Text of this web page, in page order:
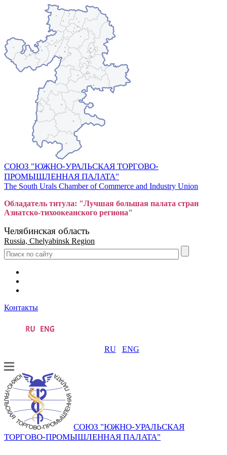
СОЮЗ "ЮЖНО-УРАЛЬСКАЯ ТОРГОВО-
ПРОМЫШЛЕННАЯ ПАЛАТА"
The South Urals Chamber of Commerce and Industry Union
Обладатель титула: "Лучшая большая палата стран
Азиатско-тихоокеанского региона"
Челябинская область
Russia, Chelyabinsk Region
Контакты
RU ENG
СОЮЗ "ЮЖНО-УРАЛЬСКАЯ
ТОРГОВО-ПРОМЫШЛЕННАЯ ПАЛАТА"